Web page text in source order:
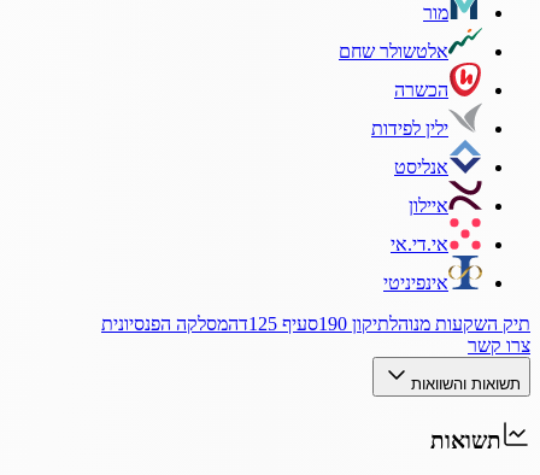
מור
אלטשולר שחם
הכשרה
ילין לפידות
אנליסט
איילון
אי.די.אי
אינפיניטי
תיק השקעות מנוהלתיקון 190 סעיף 125ד
המסלקה הפנסיונית
צרו קשר
תשואות והשוואות
תשואות